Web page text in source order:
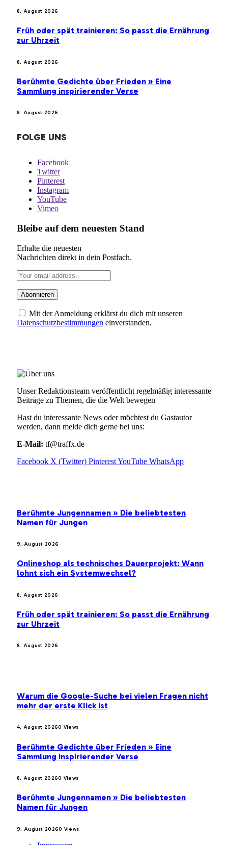
8. August 2026
Früh oder spät trainieren: So passt die Ernährung
zur Uhrzeit
8. August 2026
Berühmte Gedichte über Frieden » Eine
Sammlung inspirierender Verse
8. August 2026
FOLGE UNS
Facebook
Twitter
Pinterest
Instagram
YouTube
Vimeo
Bleibe auf dem neuesten Stand
Erhalte die neuesten
Nachrichten direkt in dein Postfach.
Mit der Anmeldung erklärst du dich mit unseren
Datenschutzbestimmungen einverstanden.
Unser Redaktionsteam veröffentlicht regelmäßig interessante
Beiträge zu Themen, die die Welt bewegen
Hast du interessante News oder möchtest du Gastautor
werden, dann melde dich gerne bei uns:
E-Mail: tf@traffx.de
Facebook X (Twitter) PinterestYouTube WhatsApp
Berühmte Jungennamen » Die beliebtesten
Namen für Jungen
9. August 2026
Onlineshop als technisches Dauerprojekt: Wann
lohnt sich ein Systemwechsel?
8. August 2026
Früh oder spät trainieren: So passt die Ernährung
zur Uhrzeit
8. August 2026
Warum die Google-Suche bei vielen Fragen nicht
mehr der erste Klick ist
4. August 20260 Views
Berühmte Gedichte über Frieden » Eine
Sammlung inspirierender Verse
8. August 20260 Views
Berühmte Jungennamen » Die beliebtesten
Namen für Jungen
9. August 20260 Views